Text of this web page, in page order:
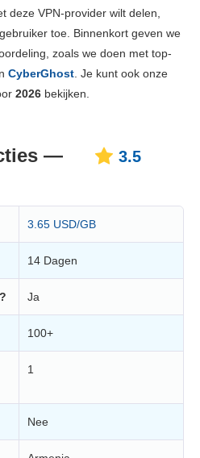
3.5
5.3
3.3
deze VPN-provider wilt delen,
toe. Binnenkort geven we
zoals we doen met top-
CyberGhost . Je kunt ook onze
2026 bekijken.
—
3.5
3.65 USD/GB
14 Dagen
Ja
100+
1
Nee